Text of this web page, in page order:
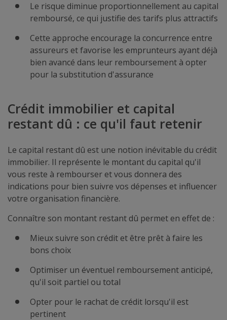
Le risque diminue proportionnellement au capital
remboursé, ce qui justifie des tarifs plus attractifs
Cette approche encourage la concurrence entre
assureurs et favorise les emprunteurs ayant déjà
bien avancé dans leur remboursement à opter
pour la substitution d'assurance
Crédit immobilier et capital
restant dû : ce qu'il faut retenir
Le capital restant dû est une notion inévitable du crédit
immobilier. Il représente le montant du capital qu'il
vous reste à rembourser et vous donnera des
indications pour bien suivre vos dépenses et influencer
votre organisation financière.
Connaître son montant restant dû permet en effet de :
Mieux suivre son crédit et être prêt à faire les
bons choix
Optimiser un éventuel remboursement anticipé,
qu'il soit partiel ou total
Opter pour le rachat de crédit lorsqu'il est
pertinent